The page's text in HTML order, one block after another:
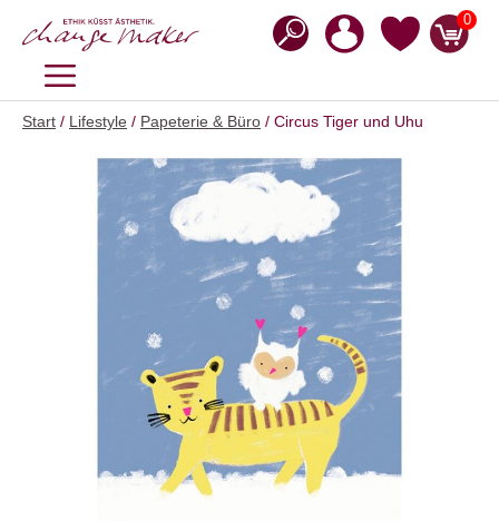
Inhalt
0
MENÜ
Start / Lifestyle / Papeterie & Büro / Circus Tiger und Uhu